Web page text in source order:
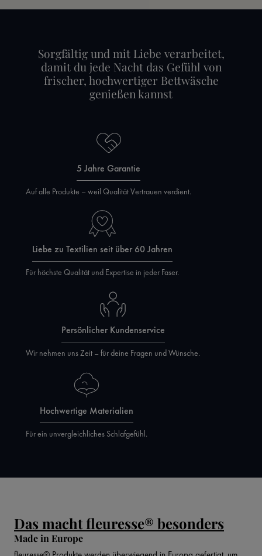
Sorgfältig und mit Liebe verarbeitet,
damit du jede Nacht das Gefühl von
frischer, hochwertiger Bettwäsche
genießen kannst
5 Jahre Garantie
Auf alle Produkte – weil Qualität Vertrauen verdient.
Liebe zu Textilien seit über 60 Jahren
Für höchste Qualität und Expertise in jeder Faser.
Persönlicher Kundenservice
Wir nehmen uns Zeit – für deine Fragen und Wünsche.
Hochwertige Materialien
Für ein unvergleichliches Schlafgefühl.
Das macht fleuresse® besonders
Made in Europe